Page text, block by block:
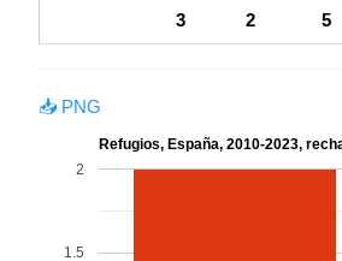
3 2 5
📥 PNG
Refugios, España, 2010-2023,
1.5
2